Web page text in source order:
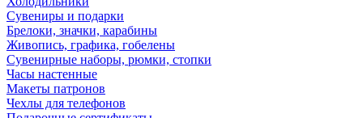
Сувениры и подарки
Брелоки, значки, карабины
Живопись, графика, гобелены
Сувенирные наборы, рюмки, стопки
Часы настенные
Макеты патронов
Чехлы для телефонов